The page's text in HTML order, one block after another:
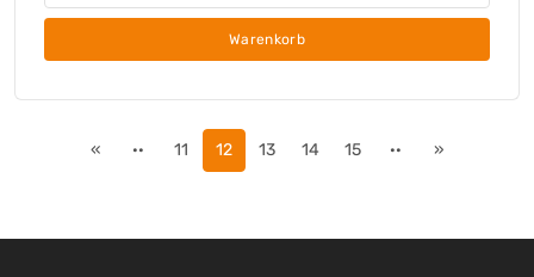
Warenkorb
« ·· 11 12 13 14 15 ·· »